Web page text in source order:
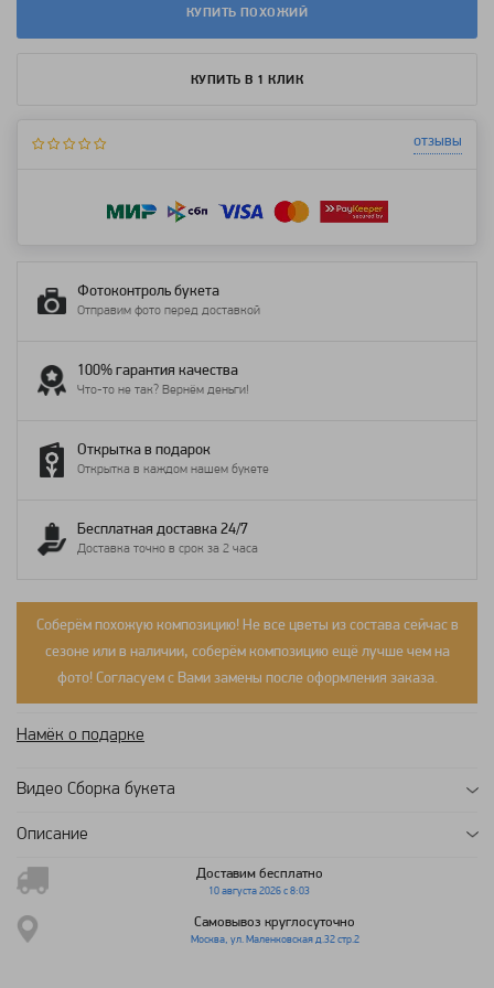
КУПИТЬ ПОХОЖИЙ
КУПИТЬ В 1 КЛИК
отзывы
Фотоконтроль букета
Отправим фото перед доставкой
100% гарантия качества
Что-то не так? Вернём деньги!
Открытка в подарок
Открытка в каждом нашем букете
Бесплатная доставка 24/7
Доставка точно в срок за 2 часа
Соберём похожую композицию! Не все цветы из состава сейчас в
сезоне или в наличии, соберём композицию ещё лучше чем на
фото! Согласуем с Вами замены после оформления заказа.
Намёк о подарке
Видео Сборка букета
Описание
Доставим бесплатно
10 августа 2026 с 8:03
Самовывоз круглосуточно
Москва, ул. Маленковская д.32 стр.2